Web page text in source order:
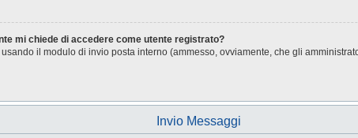
mi chiede di accedere come utente registrato?
il modulo di invio posta interno (ammesso, ovviamente, che gli
Invio Messaggi